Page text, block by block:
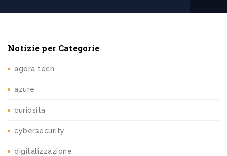
Notizie per Categorie
agora tech
azure
curiosità
cybersecurity
digitalizzazione